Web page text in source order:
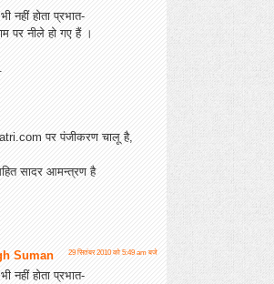
नहीं होता प्रभात-
पर नीले हो गए हैं ।
पर पंजीकरण चालू है,
सादर आमन्त्रण है
Suman
29 सितंबर 2010 को 5:49 am बजे
नहीं होता प्रभात-